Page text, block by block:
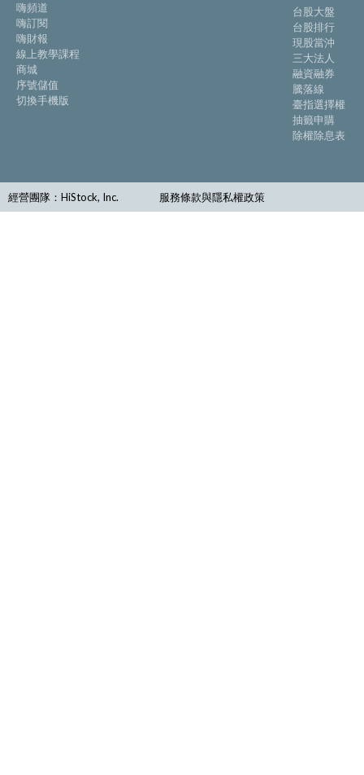
嗨頻道
嗨訂閱
嗨財報
線上教學課程
商城
序號儲值
切換手機版
台股大盤
台股排行
現股當沖
三大法人
融資融券
騰落線
臺指選擇權
抽籤申購
除權除息表
經營團隊：HiStock, Inc. 服務條款與隱私權政策